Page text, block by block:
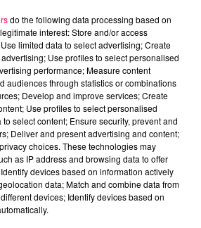
APERO-QUIZZ.mp3
do the following data processing based on
interest: Store and/or access
limited data to select advertising; Create
Use profiles to select personalised
performance; Measure content
audiences through statistics or combinations
Develop and improve services; Create
Use profiles to select personalised
select content; Ensure security, prevent and
Deliver and present advertising and content;
choices. These technologies may
as IP address and browsing data to offer
devices based on information actively
data; Match and combine data from
devices; Identify devices based on